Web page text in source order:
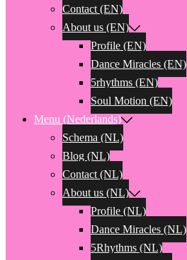
Contact (EN)
About us (EN)
Profile (EN)
Dance Miracles (EN)
5rhythms (EN)
Soul Motion (EN)
Menu (Nederlands)
Schema (NL)
Blog (NL)
Contact (NL)
About us (NL)
Profile (NL)
Dance Miracles (NL)
5Rhythms (NL)